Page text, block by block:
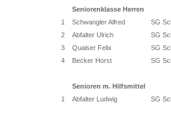
Seniorenklasse Herren
1
Schwangler Alfred
SG
2
Abfalter Ulrich
SG
3
Quaiser Felix
SG
4
Becker Horst SG
Senioren m. Hilfsmittel
1
Abfalter Ludwig SG